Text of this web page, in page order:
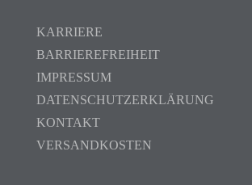
KARRIERE
BARRIEREFREIHEIT
IMPRESSUM
DATENSCHUTZERKLÄRUNG
KONTAKT
VERSANDKOSTEN